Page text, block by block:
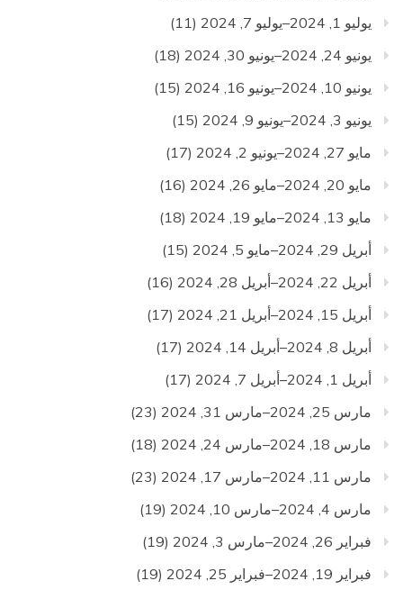
يوليو 1, 2024–يوليو 7, 2024
(11)
يونيو 24, 2024–يونيو 30, 2024
(18)
يونيو 10, 2024–يونيو 16, 2024
(15)
يونيو 3, 2024–يونيو 9, 2024
(15)
مايو 27, 2024–يونيو 2, 2024
(17)
مايو 20, 2024–مايو 26, 2024
(16)
مايو 13, 2024–مايو 19, 2024
(18)
أبريل 29, 2024–مايو 5, 2024
(15)
أبريل 22, 2024–أبريل 28, 2024
(16)
أبريل 15, 2024–أبريل 21, 2024
(17)
أبريل 8, 2024–أبريل 14, 2024
(17)
أبريل 1, 2024–أبريل 7, 2024
(17)
مارس 25, 2024–مارس 31, 2024
(23)
مارس 18, 2024–مارس 24, 2024
(18)
مارس 11, 2024–مارس 17, 2024
(23)
مارس 4, 2024–مارس 10, 2024
(19)
فبراير 26, 2024–مارس 3, 2024
(19)
فبراير 19, 2024–فبراير 25, 2024
(19)